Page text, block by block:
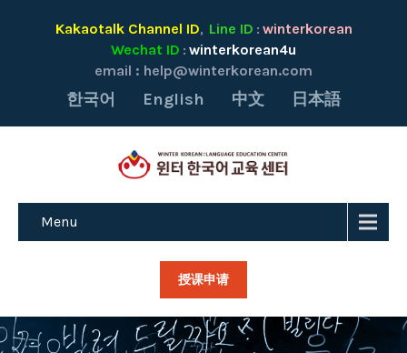
Kakaotalk Channel ID, Line ID : winterkorean
Wechat ID : winterkorean4u
email : help@winterkorean.com
한국어 English 中文 日本語
Menu
授课申请